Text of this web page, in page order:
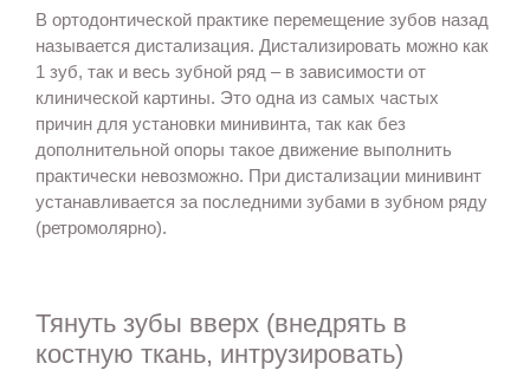
В ортодонтической практике перемещение зубов назад
называется дистализация. Дистализировать можно как
1 зуб, так и весь зубной ряд – в зависимости от
клинической картины. Это одна из самых частых
причин для установки минивинта, так как без
дополнительной опоры такое движение выполнить
практически невозможно. При дистализации минивинт
устанавливается за последними зубами в зубном ряду
(ретромолярно).
Тянуть зубы вверх (внедрять в
костную ткань, интрузировать)